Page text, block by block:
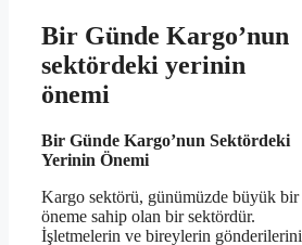
Bir Günde Kargo’nun
sektördeki yerinin
önemi
Bir Günde Kargo’nun Sektördeki
Yerinin Önemi
Kargo sektörü, günümüzde büyük bir
öneme sahip olan bir sektördür.
İşletmelerin ve bireylerin gönderilerini